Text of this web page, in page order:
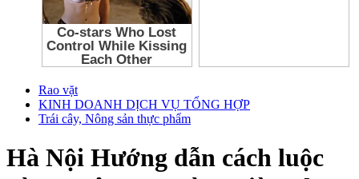
Rao vặt
KINH DOANH DỊCH VỤ TỔNG HỢP
Trái cây, Nông sản thực phẩm
Hà Nội Hướng dẫn cách luộc